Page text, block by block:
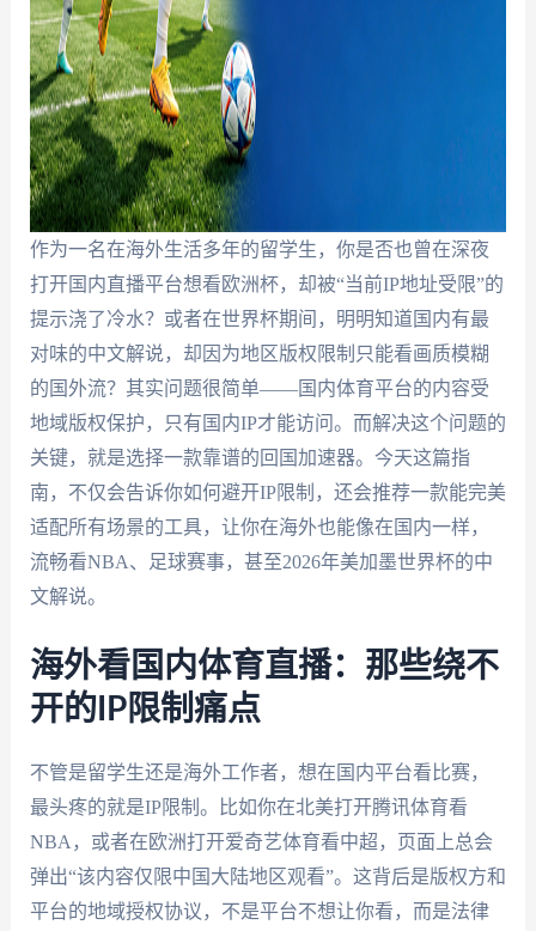
作为一名在海外生活多年的留学生，你是否也曾在深夜
打开国内直播平台想看欧洲杯，却被“当前IP地址受限”的
提示浇了冷水？或者在世界杯期间，明明知道国内有最
对味的中文解说，却因为地区版权限制只能看画质模糊
的国外流？其实问题很简单——国内体育平台的内容受
地域版权保护，只有国内IP才能访问。而解决这个问题的
关键，就是选择一款靠谱的回国加速器。今天这篇指
南，不仅会告诉你如何避开IP限制，还会推荐一款能完美
适配所有场景的工具，让你在海外也能像在国内一样，
流畅看NBA、足球赛事，甚至2026年美加墨世界杯的中
文解说。
海外看国内体育直播：那些绕不
开的IP限制痛点
不管是留学生还是海外工作者，想在国内平台看比赛，
最头疼的就是IP限制。比如你在北美打开腾讯体育看
NBA，或者在欧洲打开爱奇艺体育看中超，页面上总会
弹出“该内容仅限中国大陆地区观看”。这背后是版权方和
平台的地域授权协议，不是平台不想让你看，而是法律